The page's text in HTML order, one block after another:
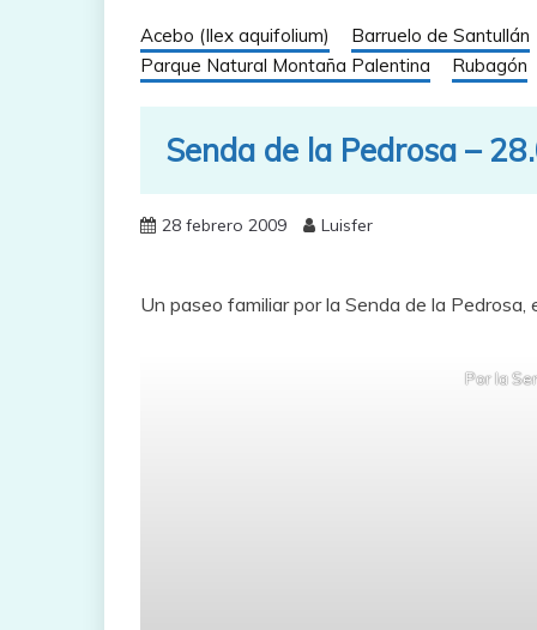
Acebo (Ilex aquifolium) Barruelo de Santullán
Parque Natural Montaña Palentina
Rubagón
Senda de la Pedrosa –
28 febrero 2009 Luisfer
Un paseo familiar por la Senda de la
Por la